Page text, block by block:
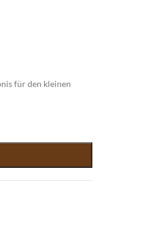
für den kleinen